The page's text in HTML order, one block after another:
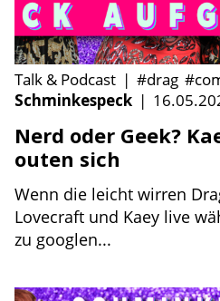
Talk & Podcast | #drag
Schminkespeck |
Nerd oder Geek?
outen sich
Wenn die leicht wirren
Lovecraft und Kaey live
zu googlen...